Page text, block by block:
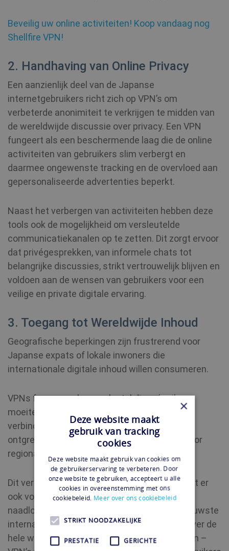
Beveilig uw online activiteiten! Koop vandaag nog
Shellfire VPN!
2. Handhaving van Online Privacy
Een aanzienlijk deel van de Japanse
internetgebruikers richt zich op VPN’s om
verbeterde anonimiteit te verkrijgen te midden van
de wereldwijde discussie over privacy. Een VPN
fungeert als een beschermende laag die de online
activiteiten van gebruikers slim verbergt en
daarmee ongewenste tracking en de overvloed aan
gepersonaliseerde advertenties beperkt.
Naast het verbergen van activiteiten hebben deze
tools ook de mogelijkheid om versleutelde
communicatiekanalen op te zetten. Dit zorgt ervoor
dat privégesprekken, van informele chats tot
belangrijke discussies, strikt vertrouwelijk blijven en
voldoen aan de wensen van gebruikers voor een
veilige en private digitale ervaring.
3. Toegang tot Wereldwijde Inhoud
Geografische beperkingen zijn frustrerend voor
Japanse expats of lokale inwoners die
internationale digitale inhoud willen consumeren.
VPNs fungeren als een sleutel die gebruikers
moeiteloos met servers over de hele wereld
verbindt en daarmee een schat aan inhoud
ontgrendelt die voorheen werd belemmerd door
regionale restricties.
Dit verbreedt niet alleen de horizon, maar zorgt er
ook voor dat liefhebbers kunnen genieten van
naadloos streamen. Of het nu gaat om de nieuwste
internationale tv-series, boeiende films van over de
hele wereld of opwindende sportevenementen –
×
Deze website maakt
gebruik van tracking
cookies
Deze website maakt gebruik van cookies om
de gebruikerservaring te verbeteren. Door
onze website te gebruiken, accepteert u alle
cookies in overeenstemming met ons
cookiebeleid. Meer over ons cookiebeleid
STRIKT NOODZAKELIJKE
PRESTATIE GERICHTE